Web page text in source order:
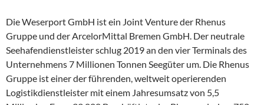
Die Weserport GmbH ist ein Joint Venture der Rhenus
Gruppe und der ArcelorMittal Bremen GmbH. Der neutrale
Seehafendienstleister schlug 2019 an den vier Terminals des
Unternehmens 7 Millionen Tonnen Seegüter um. Die Rhenus
Gruppe ist einer der führenden, weltweit operierenden
Logistikdienstleister mit einem Jahresumsatz von 5,5